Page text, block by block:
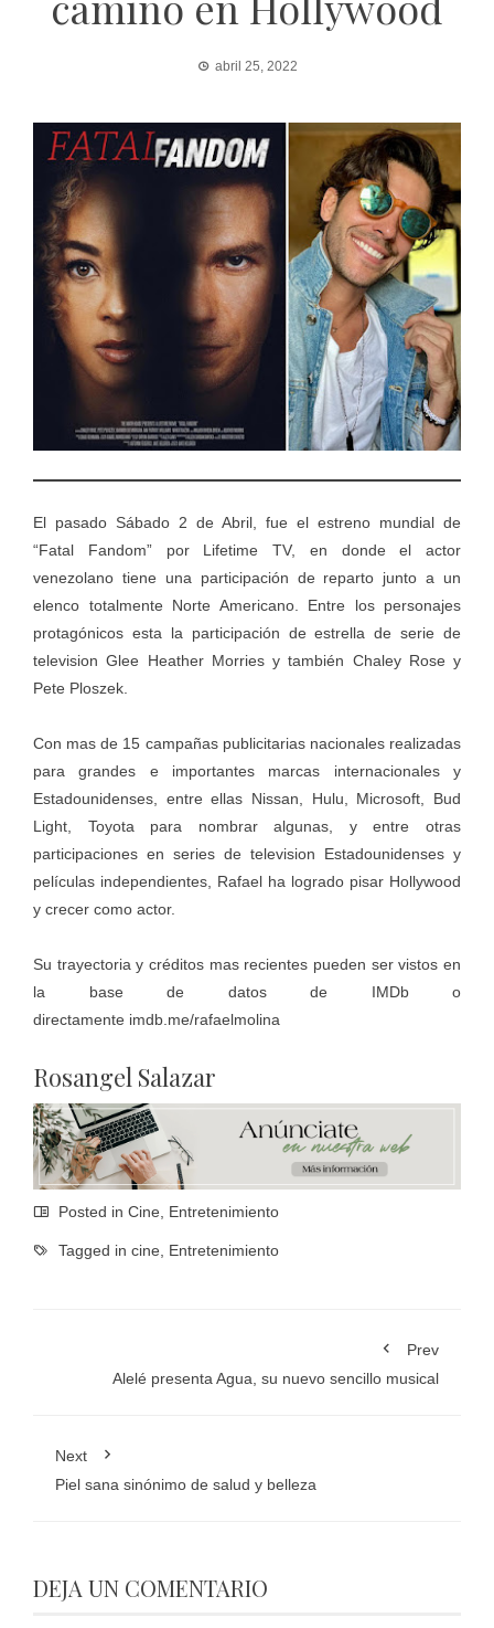
abril 25, 2022
El pasado Sábado 2 de Abril, fue el estreno mundial de
“Fatal Fandom” por Lifetime TV, en donde el actor
venezolano tiene una participación de reparto junto a un
elenco totalmente Norte Americano. Entre los personajes
protagónicos esta la participación de estrella de serie de
television Glee Heather Morries y también Chaley Rose y
Pete Ploszek.
Con mas de 15 campañas publicitarias nacionales realizadas
para grandes e importantes marcas internacionales y
Estadounidenses, entre ellas Nissan, Hulu, Microsoft, Bud
Light, Toyota para nombrar algunas, y entre otras
participaciones en series de television Estadounidenses y
películas independientes, Rafael ha logrado pisar Hollywood
y crecer como actor.
Su trayectoria y créditos mas recientes pueden ser vistos en
la base de datos de IMDb o
directamente imdb.me/rafaelmolina
Rosangel Salazar
Posted in Cine Entretenimiento
Tagged in cine Entretenimiento
Prev
Alelé presenta Agua, su nuevo sencillo musical
Next
Piel sana sinónimo de salud y belleza
DEJA UN COMENTARIO